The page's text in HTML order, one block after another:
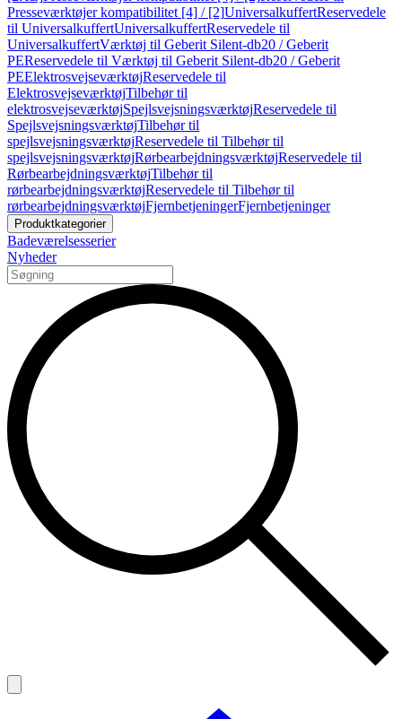
Presseværktøjer kompatibilitet [4] / [2]UniversalkuffertReservedele
til UniversalkuffertUniversalkuffertReservedele til
UniversalkuffertVærktøj til Geberit Silent-db20 / Geberit
PEReservedele til Værktøj til Geberit Silent-db20 / Geberit
PEElektrosvejseværktøjReservedele til
ElektrosvejseværktøjTilbehør til
elektrosvejseværktøjSpejlsvejsningsværktøjReservedele til
SpejlsvejsningsværktøjTilbehør til
spejlsvejsningsværktøjReservedele til Tilbehør til
spejlsvejsningsværktøjRørbearbejdningsværktøjReservedele til
RørbearbejdningsværktøjTilbehør til
rørbearbejdningsværktøjReservedele til Tilbehør til
rørbearbejdningsværktøjFjernbetjeningerFjernbetjeninger
Produktkategorier
Badeværelsesserier
Nyheder